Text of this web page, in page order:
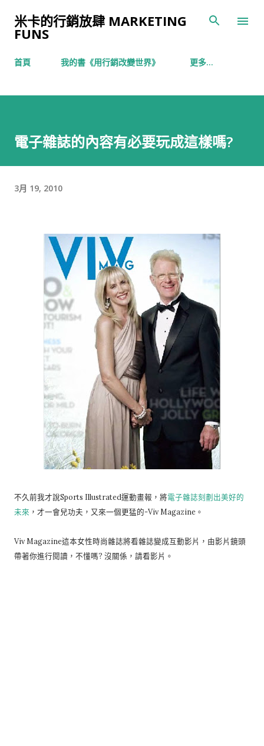
米卡的行銷放肆 MARKETING
FUNS
首頁 我的書《用行銷改變世界》 更多…
電子雜誌的內容有必要玩成這樣嗎?
3月 19, 2010
不久前我才說Sports Illustrated運動畫報，將電子雜誌刻劃出美好的
未來 ，才一會兒功夫，又來一個更猛的-Viv Magazine。
Viv Magazine這本女性時尚雜誌將看雜誌變成互動影片，由影片鏡頭
帶著你進行閱讀，不懂嗎? 沒關係，請看影片。